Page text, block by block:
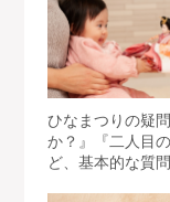
ひなまつりの疑
か？』『二人目
ど、基本的な質